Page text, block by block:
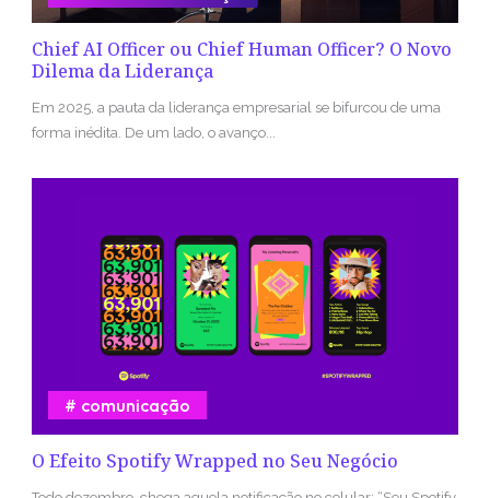
Chief AI Officer ou Chief Human Officer? O Novo
Dilema da Liderança
Em 2025, a pauta da liderança empresarial se bifurcou de uma
forma inédita. De um lado, o avanço...
O Efeito Spotify Wrapped no Seu Negócio
comunicação